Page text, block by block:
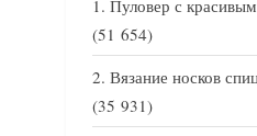
Пуловер с
(51 654)
Вязание носков
(35 931)